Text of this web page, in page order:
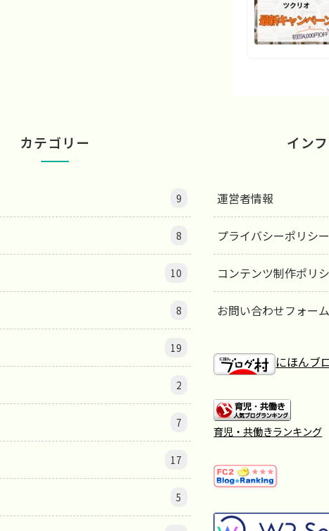
カテゴリー
9
8
10
8
19
2
7
17
5
イン
運営者情報
プライバシーポリシー
コンテンツ制作ポリ
お問い合わせフォーム
にほんブ
育児・共働きランキング